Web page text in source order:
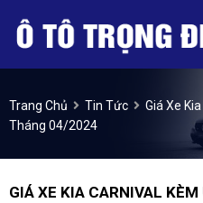
Trang Chủ Tin Tức
Giá Xe
Tháng 04/2024
GIÁ XE KIA CARNIVAL